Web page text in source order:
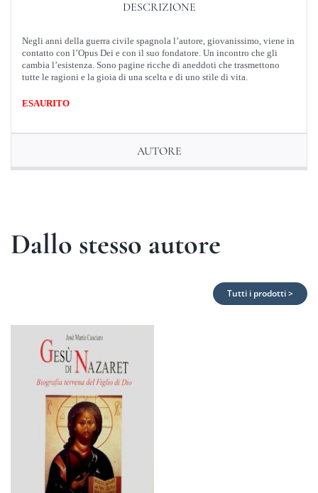
DESCRIZIONE
Negli anni della guerra civile spagnola l’autore, giovanissimo, viene in
contatto con l’Opus Dei e con il suo fondatore. Un incontro che gli
cambia l’esistenza. Sono pagine ricche di aneddoti che trasmettono
tutte le ragioni e la gioia di una scelta e di uno stile di vita.
ESAURITO
AUTORE
Dallo stesso autore
Tutti i prodotti >